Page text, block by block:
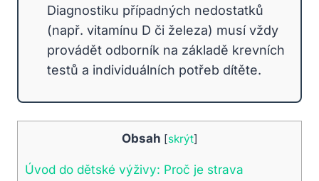
Diagnostiku případných nedostatků
(např. vitamínu D či železa) musí vždy
provádět odborník na základě krevních
testů a individuálních potřeb dítěte.
Obsah [skrýt]
Úvod do dětské výživy: Proč je strava